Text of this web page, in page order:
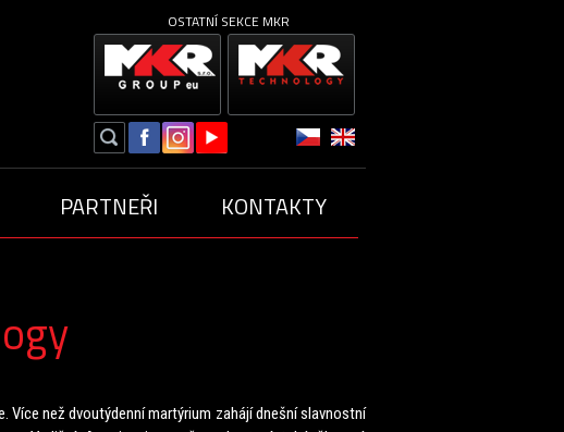
OSTATNÍ SEKCE MKR
2020 SEZÓNA 2019 SEZÓNA 2018
PARTNEŘI KONTAKTY
Více než dvoutýdenní martýrium zahájí dnešní slavnostní